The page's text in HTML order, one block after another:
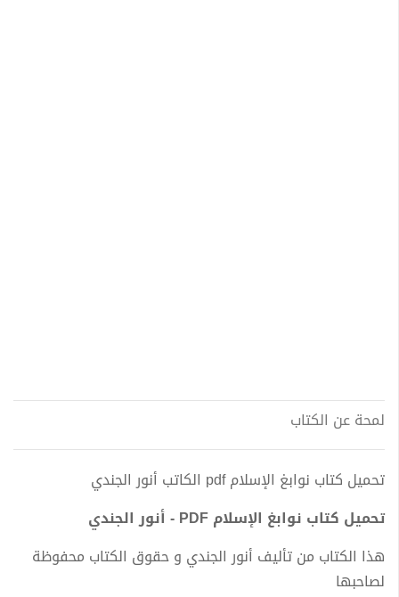
لمحة عن الكتاب
تحميل كتاب نوابغ الإسلام pdf الكاتب أنور الجندي
تحميل كتاب نوابغ الإسلام PDF - أنور الجندي
هذا الكتاب من تأليف أنور الجندي و حقوق الكتاب محفوظة
لصاحبها